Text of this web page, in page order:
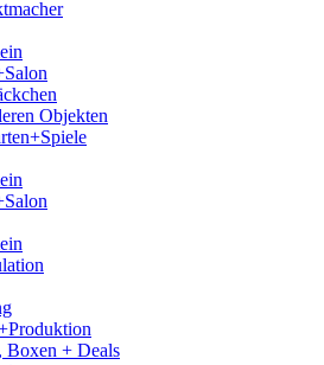
Objekten
Boxen + Deals